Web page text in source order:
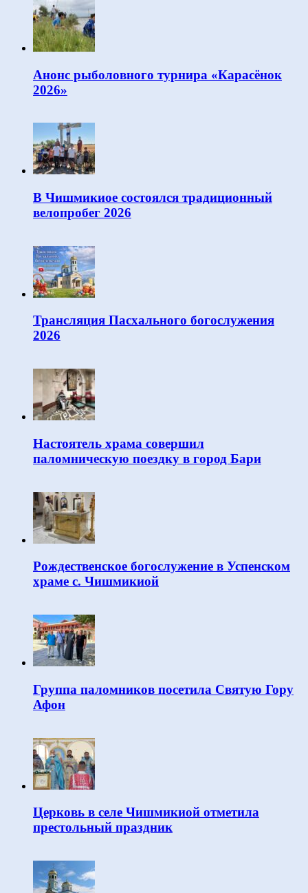
Анонс рыболовного турнира «Карасёнок
2026»
В Чишмикиое состоялся традиционный
велопробег 2026
Трансляция Пасхального богослужения
2026
Настоятель храма совершил
паломническую поездку в город Бари
Рождественское богослужение в Успенском
храме с. Чишмикиой
Группа паломников посетила Святую Гору
Афон
Церковь в селе Чишмикиой отметила
престольный праздник